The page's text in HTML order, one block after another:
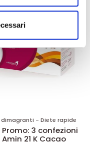
inoltre
il nostro sito con i
dei dati web,
combinarle
loro o che hanno
dimagranti - Diete rapide
Promo: 3 confezioni
Amin 21 K Cacao